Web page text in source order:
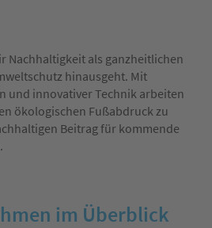
Nachhaltigkeit als ganzheitlichen
hinausgeht. Mit
und innovativer Technik arbeiten
ökologischen Fußabdruck zu
Beitrag für kommende
im Überblick